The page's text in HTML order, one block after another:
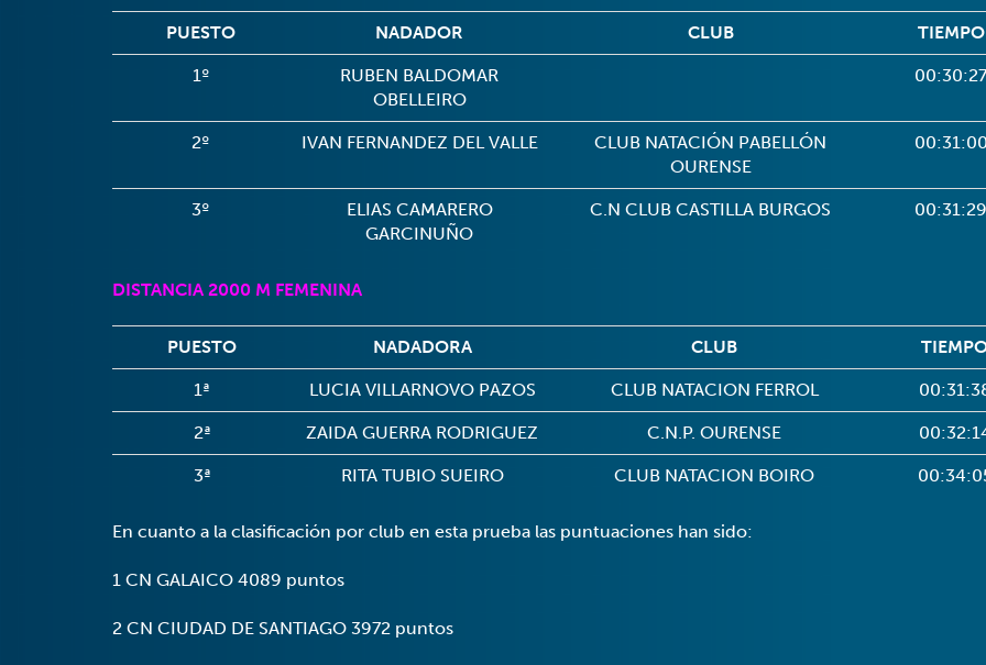
PUESTO NADADOR CLUB TIEMPO
1º
RUBEN BALDOMAR
OBELLEIRO
00:30:27
2º IVAN FERNANDEZ DEL VALLE
CLUB NATACIÓN PABELLÓN
OURENSE
3º
ELIAS CAMARERO
GARCINUÑO
C.N CLUB CASTILLA BURGOS 00:31:29
DISTANCIA 2000 M FEMENINA
PUESTO NADADORA CLUB
1ª LUCIA VILLARNOVO PAZOS CLUB NATACION FERROL
2ª ZAIDA GUERRA RODRIGUEZ C.N.P. OURENSE
3ª RITA TUBIO SUEIRO CLUB NATACION BOIRO
En cuanto a la clasificación por club en esta prueba las puntuaciones han sido:
1 CN GALAICO 4089 puntos
2 CN CIUDAD DE SANTIAGO 3972 puntos